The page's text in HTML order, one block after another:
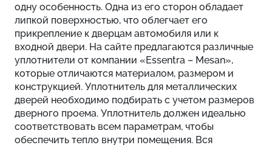
одну особенность. Одна из его сторон обладает
липкой поверхностью, что облегчает его
прикрепление к дверцам автомобиля или к
входной двери. На сайте предлагаются различные
уплотнители от компании «Essentra – Mesan»,
которые отличаются материалом, размером и
конструкцией. Уплотнитель для металлических
дверей необходимо подбирать с учетом размеров
дверного проема. Уплотнитель должен идеально
соответствовать всем параметрам, чтобы
обеспечить тепло внутри помещения. Вся